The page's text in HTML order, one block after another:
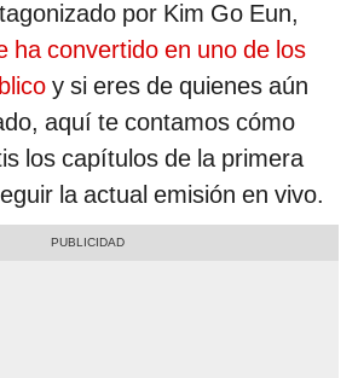
por Kim Go Eun,
ha convertido en uno de los
y si eres de quienes aún
aquí te contamos cómo
los capítulos de la primera
la actual emisión en vivo.